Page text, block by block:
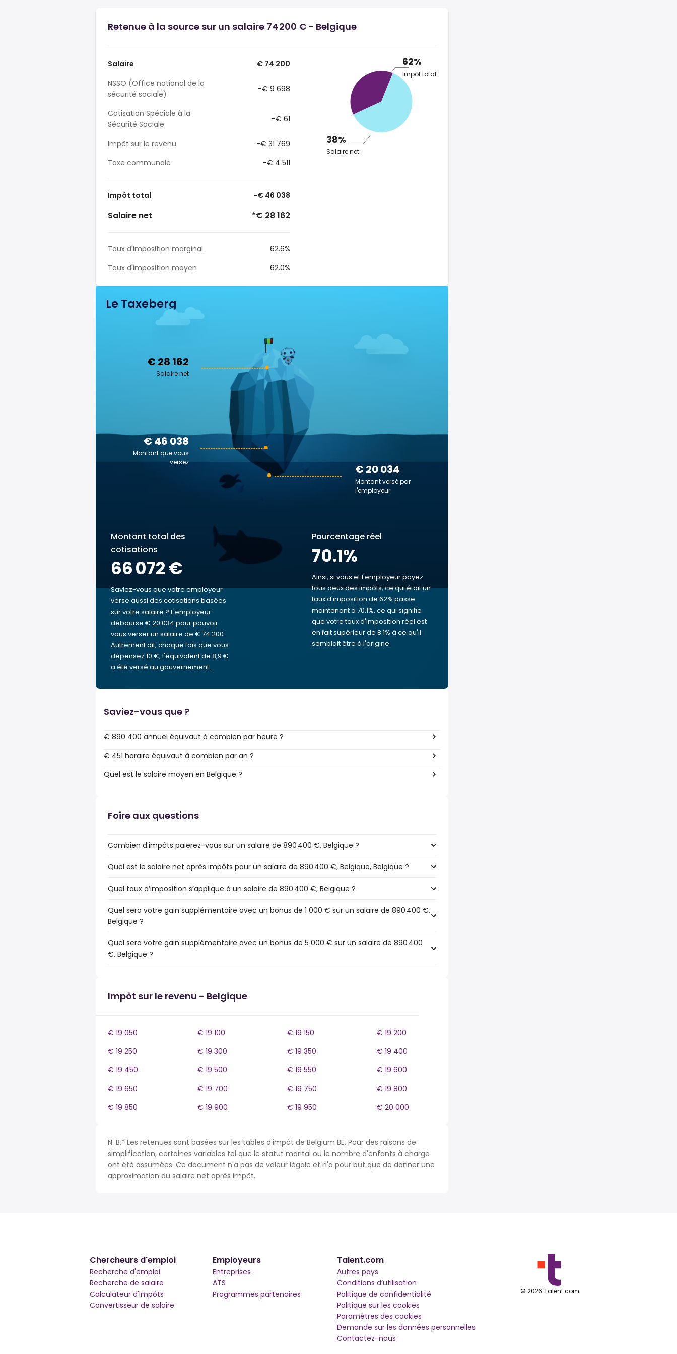
Retenue à la source sur un salaire 74 200 € - Belgique
Salaire
€ 74 200
NSSO (Office national de la
sécurité sociale)
-€ 9 698
Cotisation Spéciale à la
Sécurité Sociale
-€ 61
Impôt sur le revenu
-€ 31 769
Taxe communale
-€ 4 511
Impôt total -€ 46 038
Salaire net *€ 28 162
Taux d'imposition marginal
62.6%
Taux d'imposition moyen
62.0%
62%
Impôt total
38%
Salaire net
Le Taxeberg
€ 28 162
Salaire net
€ 20 034
Montant versé par
l'employeur
€ 46 038
Montant que vous
versez
Montant total des
cotisations
66 072 €
Saviez-vous que votre employeur
verse aussi des cotisations basées
sur votre salaire ? L'employeur
débourse € 20 034 pour pouvoir
vous verser un salaire de € 74 200.
Autrement dit, chaque fois que vous
dépensez 10 €, l'équivalent de 8,9 €
a été versé au gouvernement.
Pourcentage réel
70.1%
Ainsi, si vous et l'employeur payez
tous deux des impôts, ce qui était un
taux d'imposition de 62% passe
maintenant à 70.1%, ce qui signifie
que votre taux d'imposition réel est
en fait supérieur de 8.1% à ce qu'il
semblait être à l'origine.
Saviez-vous que ?
€ 890 400 annuel équivaut à combien par heure ?
€ 451 horaire équivaut à combien par an ?
Quel est le salaire moyen en Belgique ?
Foire aux questions
Combien d’impôts paierez-vous sur un salaire de 890 400 €, Belgique ?
Quel est le salaire net après impôts pour un salaire de 890 400 €, Belgique, Belgique ?
Quel taux d’imposition s’applique à un salaire de 890 400 €, Belgique ?
Quel sera votre gain supplémentaire avec un bonus de 1 000 € sur un salaire de 890 400 €,
Belgique ?
Quel sera votre gain supplémentaire avec un bonus de 5 000 € sur un salaire de 890 400
€, Belgique ?
Impôt sur le revenu - Belgique
€ 19 050 € 19 100 € 19 150
€ 19 200
€ 19 250
€ 19 300 € 19 350
€ 19 400
€ 19 450
€ 19 500 € 19 550
€ 19 600
€ 19 650
€ 19 700 € 19 750
€ 19 800
€ 19 850
€ 19 900 € 19 950 € 20 000
N. B.* Les retenues sont basées sur les tables d'impôt de Belgium BE. Pour des raisons de
simplification, certaines variables tel que le statut marital ou le nombre d'enfants à charge
ont été assumées. Ce document n'a pas de valeur légale et n'a pour but que de donner une
approximation du salaire net après impôt.
Chercheurs d'emploi
Recherche d'emploi
Recherche de salaire
Calculateur d'impôts
Convertisseur de salaire
Employeurs
Entreprises
ATS
Programmes partenaires
Talent.com
Autres pays
Conditions d’utilisation
Politique de confidentialité
Politique sur les cookies
Paramètres des cookies
Demande sur les données personnelles
Contactez-nous
© 2026 Talent.com